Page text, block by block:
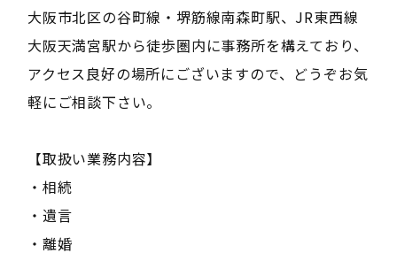
大阪市北区の谷町線・堺筋線南森町駅、JR東西線
大阪天満宮駅から徒歩圏内に事務所を構えており、
アクセス良好の場所にございますので、どうぞお気
軽にご相談下さい。
【取扱い業務内容】
・相続
・遺言
・離婚